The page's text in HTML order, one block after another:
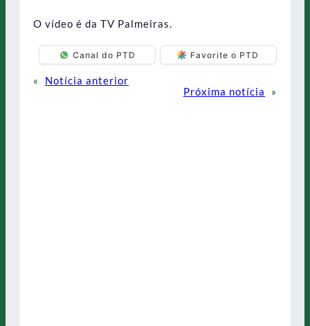
O vídeo é da TV Palmeiras.
Canal do PTD Favorite o PTD
«
Notícia anterior
Próxima notícia
»